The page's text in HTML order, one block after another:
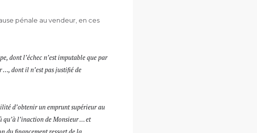
pénale au vendeur, en ces
dont l’échec n’est imputable que par
…, dont il n’est pas justifié de
d’obtenir un emprunt supérieur au
qu’à l’inaction de Monsieur … et